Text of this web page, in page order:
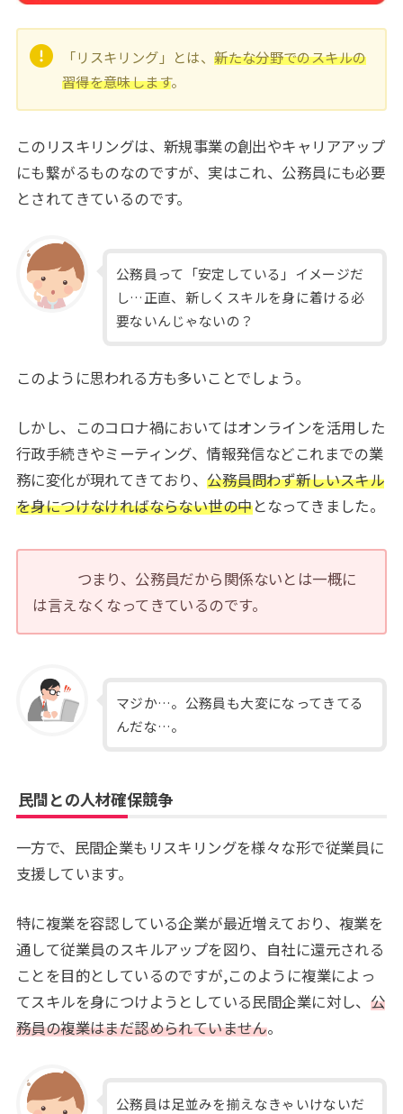
「リスキリング」とは、新たな分野でのスキルの
習得を意味します。
このリスキリングは、新規事業の創出やキャリアアップ
にも繋がるものなのですが、実はこれ、公務員にも必要
とされてきているのです。
公務員って「安定している」イメージだ
し…正直、新しくスキルを身に着ける必
要ないんじゃないの？
このように思われる方も多いことでしょう。
しかし、このコロナ禍においてはオンラインを活用した
行政手続きやミーティング、情報発信などこれまでの業
務に変化が現れてきており、公務員問わず新しいスキル
を身につけなければならない世の中となってきました。
つまり、公務員だから関係ないとは一概に
は言えなくなってきているのです。
マジか…。公務員も大変になってきてる
んだな…。
民間との人材確保競争
一方で、民間企業もリスキリングを様々な形で従業員に
支援しています。
特に複業を容認している企業が最近増えており、複業を
通して従業員のスキルアップを図り、自社に還元される
ことを目的としているのですが,このように複業によっ
てスキルを身につけようとしている民間企業に対し、 公
務員の複業はまだ認められていません。
公務員は足並みを揃えなきゃいけないだ